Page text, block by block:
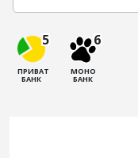
5
ПРИВАТ
БАНК
6
МОНО
БАНК